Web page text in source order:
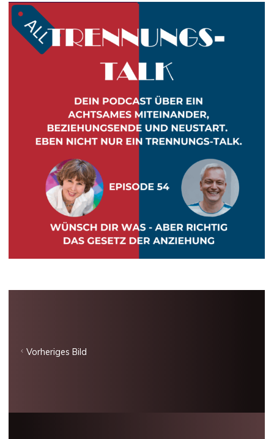
Vorheriges Bild